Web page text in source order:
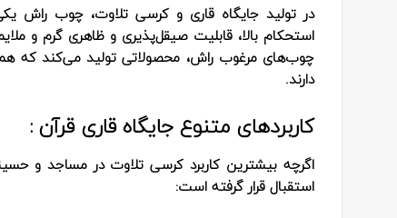
در تولید جایگاه قاری و کرسی تلاوت، چوب راش
استحکام بالا، قابلیت صیقل‌پذیری و ظاهری گرم و
چوب‌های مرغوب راش، محصولاتی تولید می‌کند که هم
دارند.
کاربردهای متنوع جایگاه قاری قرآن :
اگرچه بیشترین کاربرد کرسی تلاوت در مساجد و
استقبال قرار گرفته است: